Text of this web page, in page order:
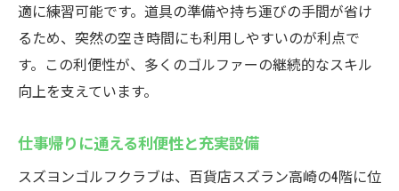
適に練習可能です。道具の準備や持ち運びの手間が省け
るため、突然の空き時間にも利用しやすいのが利点で
す。この利便性が、多くのゴルファーの継続的なスキル
向上を支えています。
仕事帰りに通える利便性と充実設備
スズヨンゴルフクラブは、百貨店スズラン高崎の4階に位